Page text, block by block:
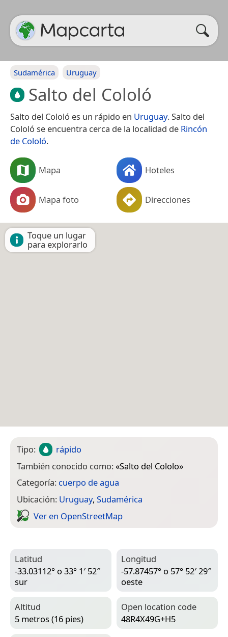
Sudamérica Uruguay
Salto del Cololó
Salto del Cololó es un rápido en Uruguay. Salto del
Cololó se encuentra cerca de la localidad de Rincón
de Cololó.
Mapa Hoteles
Mapa foto Direcciones
Toque un lugar
para explorarlo
Tipo:
rápido
También conocido como:«Salto del Cololo»
Categoría: cuerpo de agua
Ubicación: Uruguay, Sudamérica
Ver en Open­Street­Map
Latitud
-33.03112° o 33° 1′ 52″
sur
Longitud
-57.87457° o 57° 52′ 29″
oeste
Altitud
5 metros (16 pies)
Open location code
48R4X49G+H5